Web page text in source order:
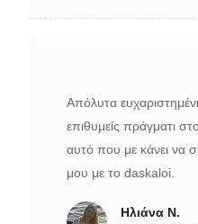
Απόλυτα
επιθυμείς πράγματι
αυτό που με κάνει να
μου με το daskaloi.
Ηλιάνα Ν.